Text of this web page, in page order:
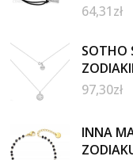
64,31zł
SOTHO
97,30zł
INNA